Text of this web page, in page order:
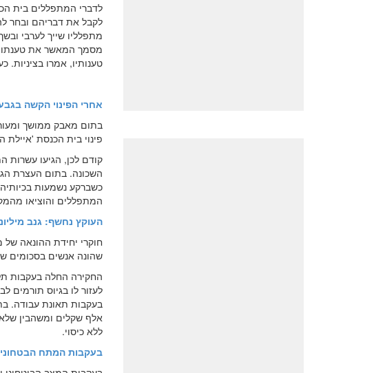
לדברי המתפללים בית
לקבל את דבריהם ובחר
מתפלליו שייך לערבי
מסמך המאשר את טענתו
טענותיו, אמרו
אחרי הפינוי הקשה
בתום מאבק ממושך
פינוי בית הכנסת
קודם לכן, הגיעו עשרות
השכונה. בתום העצרת
כשברקע נשמעות
המתפללים והוציאו
העוקץ נחשף: גנב
שהונה אנשים בסכומים של
החקירה החלה בעקבות
לעזור לו בגיוס תורמים
אלף שקלים ומשהבין
ללא כיסוי.
בעקבות המתח